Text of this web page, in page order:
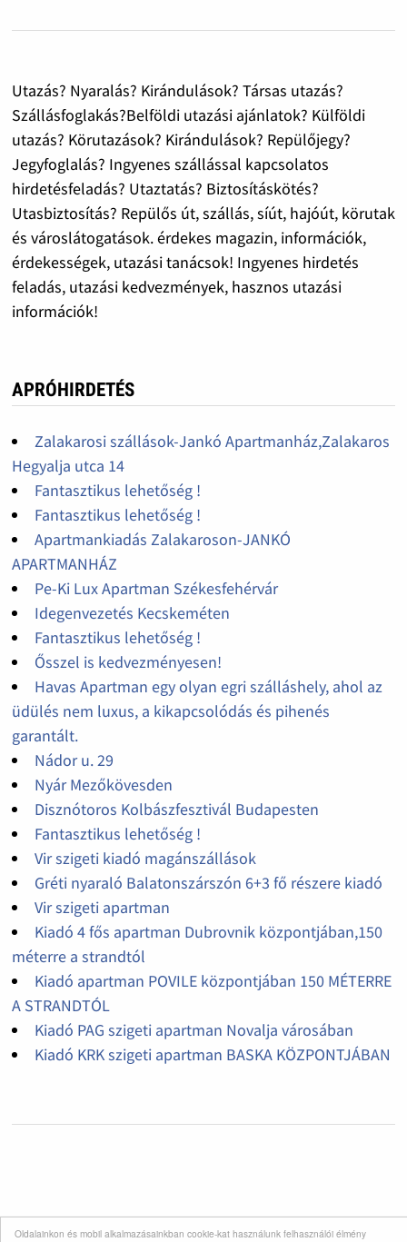
Oldalainkon és mobil alkalmazásainkban cookie-kat használunk felhasználói élmény
Utazás? Nyaralás? Kirándulások? Társas utazás?
Szállásfoglakás?Belföldi utazási ajánlatok? Külföldi
utazás? Körutazások? Kirándulások? Repülőjegy?
Jegyfoglalás? Ingyenes szállással kapcsolatos
hirdetésfeladás? Utaztatás? Biztosításkötés?
Utasbiztosítás? Repülős út, szállás, síút, hajóút, körutak
és városlátogatások. érdekes magazin, információk,
érdekességek, utazási tanácsok! Ingyenes hirdetés
feladás, utazási kedvezmények, hasznos utazási
információk!
APRÓHIRDETÉS
Zalakarosi szállások-Jankó Apartmanház,Zalakaros
Hegyalja utca 14
Fantasztikus lehetőség !
Fantasztikus lehetőség !
Apartmankiadás Zalakaroson-JANKÓ
APARTMANHÁZ
Pe-Ki Lux Apartman Székesfehérvár
Idegenvezetés Kecskeméten
Fantasztikus lehetőség !
Ősszel is kedvezményesen!
Havas Apartman egy olyan egri szálláshely, ahol az
üdülés nem luxus, a kikapcsolódás és pihenés
garantált.
Nádor u. 29
Nyár Mezőkövesden
Disznótoros Kolbászfesztivál Budapesten
Fantasztikus lehetőség !
Vir szigeti kiadó magánszállások
Gréti nyaraló Balatonszárszón 6+3 fő részere kiadó
Vir szigeti apartman
Kiadó 4 fős apartman Dubrovnik központjában,150
méterre a strandtól
Kiadó apartman POVILE központjában 150 MÉTERRE
A STRANDTÓL
Kiadó PAG szigeti apartman Novalja városában
Kiadó KRK szigeti apartman BASKA KÖZPONTJÁBAN